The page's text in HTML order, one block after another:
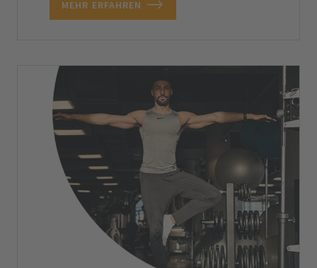
MEHR ERFAHREN